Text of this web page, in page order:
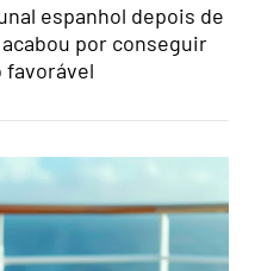
espanhol depois de
por conseguir
favorável